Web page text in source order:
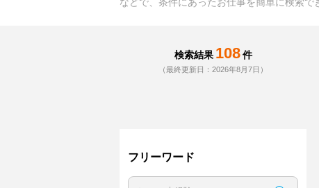
検索結果 108 件
（最終更新日：2026年8月7日）
フリーワード